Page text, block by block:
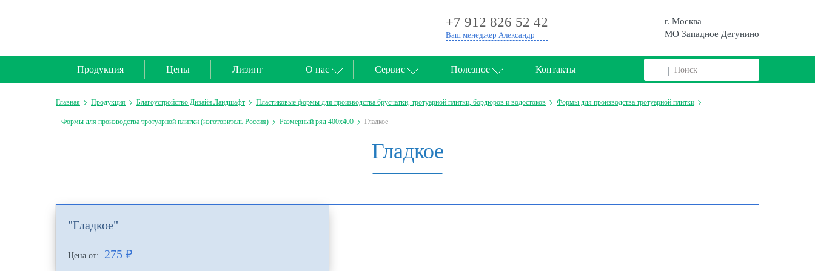
+7 912 826 52 42
Ваш менеджер Александр
г. Москва
МО Западное Дегунино
Продукция Цены Лизинг О нас Сервис Полезное Контакты
Главная Продукция Благоустройство Дизайн Ландшафт Пластиковые формы для производства брусчатки, тротуарной плитки, бордюров и водостоков Формы для производства тротуарной плитки
Формы для производства тротуарной плитки (изготовитель Россия) Размерный ряд 400х400 Гладкое
Гладкое
"Гладкое"
Цена от: 275 ₽